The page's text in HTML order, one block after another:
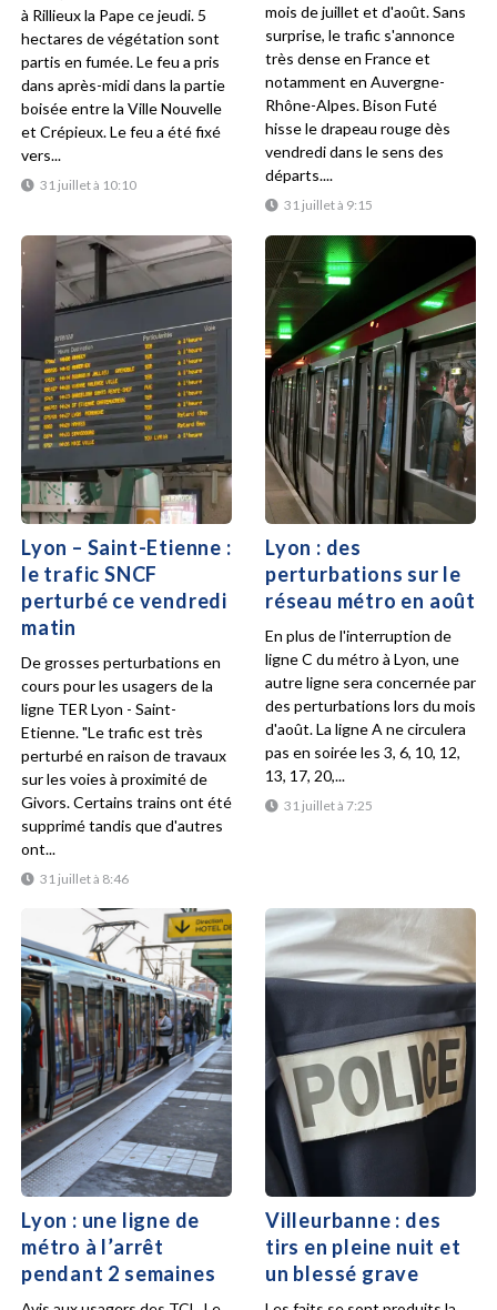
31 juillet à 10:10
à Rillieux la Pape ce jeudi. 5
hectares de végétation sont
partis en fumée. Le feu a pris
dans après-midi dans la partie
boisée entre la Ville Nouvelle
et Crépieux. Le feu a été fixé
vers...
31 juillet à 9:15
mois de juillet et d'août. Sans
surprise, le trafic s'annonce
très dense en France et
notamment en Auvergne-
Rhône-Alpes. Bison Futé
hisse le drapeau rouge dès
vendredi dans le sens des
départs....
Lyon – Saint-Etienne :
le trafic SNCF
perturbé ce vendredi
matin
31 juillet à 8:46
De grosses perturbations en
cours pour les usagers de la
ligne TER Lyon - Saint-
Etienne. "Le trafic est très
perturbé en raison de travaux
sur les voies à proximité de
Givors. Certains trains ont été
supprimé tandis que d'autres
ont...
Lyon : des
perturbations sur le
réseau métro en août
31 juillet à 7:25
En plus de l'interruption de
ligne C du métro à Lyon, une
autre ligne sera concernée par
des perturbations lors du mois
d'août. La ligne A ne circulera
pas en soirée les 3, 6, 10, 12,
13, 17, 20,...
Lyon : une ligne de
métro à l’arrêt
pendant 2 semaines
Villeurbanne : des
tirs en pleine nuit et
un blessé grave